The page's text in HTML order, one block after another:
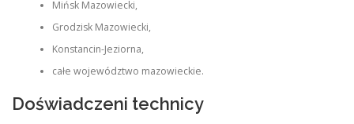
Mińsk Mazowiecki,
Grodzisk Mazowiecki,
Konstancin-Jeziorna,
całe województwo mazowieckie.
Doświadczeni technicy